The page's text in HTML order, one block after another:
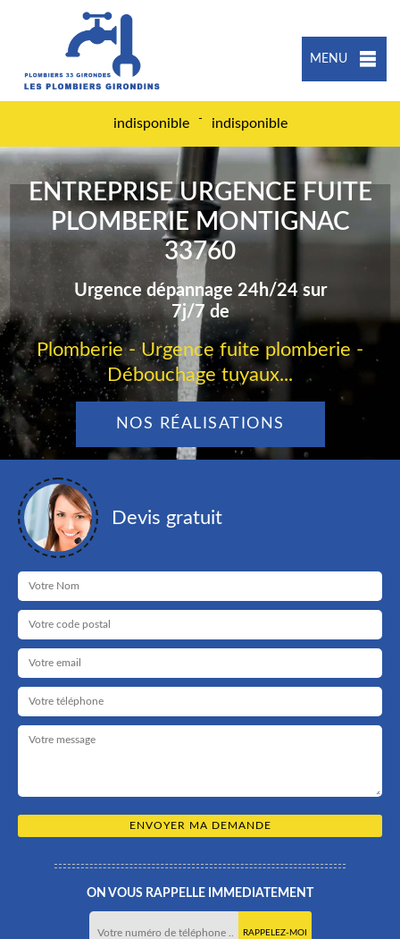
MENU
indisponible - indisponible
ENTREPRISE URGENCE FUITE
PLOMBERIE MONTIGNAC
33760
Urgence dépannage 24h/24 sur
7j/7 de
Plomberie - Urgence fuite plomberie -
Débouchage tuyaux...
NOS RÉALISATIONS
Devis gratuit
ON VOUS RAPPELLE IMMEDIATEMENT